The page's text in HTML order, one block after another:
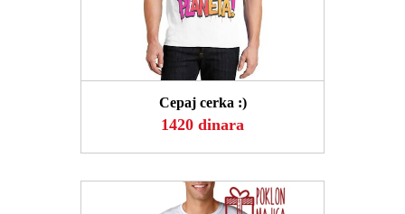
POGLEDAJ
Cepaj cerka :)
1420 dinara